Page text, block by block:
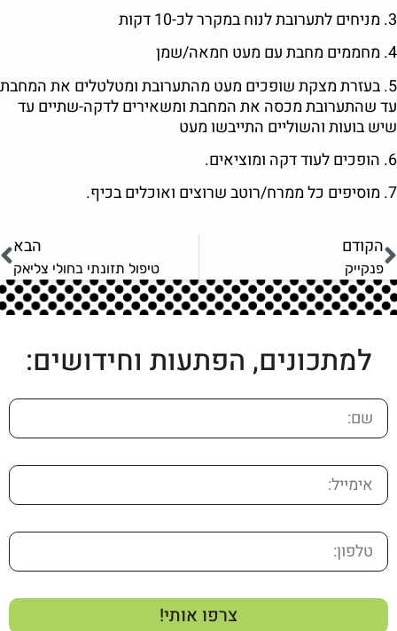
3. מניחים לתערובת לנוח במקרר לכ-10 דקות
4. מחממים מחבת עם מעט חמאה/שמן
5. בעזרת מצקת שופכים מעט מהתערובת ומטלטלים את המחבת
עד שהתערובת מכסה את המחבת ומשאירים לדקה-שתיים עד
שיש בועות והשוליים התייבשו מעט
6. הופכים לעוד דקה ומוציאים.
7. מוסיפים כל ממרח/רוטב שרוצים ואוכלים בכיף.
הקודם
פנקייק
הבא
טיפול תזונתי בחולי צליאק
למתכונים, הפתעות וחידושים:
צרפו אותי!